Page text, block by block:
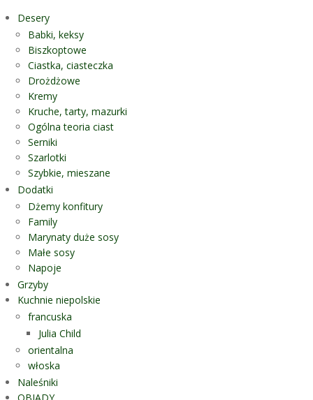
Desery
Babki, keksy
Biszkoptowe
Ciastka, ciasteczka
Drożdżowe
Kremy
Kruche, tarty, mazurki
Ogólna teoria ciast
Serniki
Szarlotki
Szybkie, mieszane
Dodatki
Dżemy konfitury
Family
Marynaty duże sosy
Małe sosy
Napoje
Grzyby
Kuchnie niepolskie
francuska
Julia Child
orientalna
włoska
Naleśniki